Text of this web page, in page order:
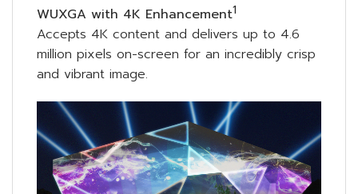
WUXGA with 4K Enhancement1
Accepts 4K content and delivers up to 4.6
million pixels on-screen for an incredibly crisp
and vibrant image.